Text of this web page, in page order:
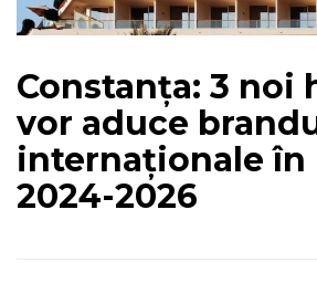
Constanța: 3 noi
vor aduce
internaționale în
2024-2026